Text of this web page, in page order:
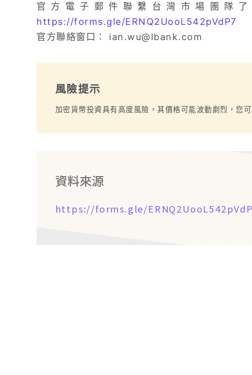
官方電子郵件聯繫台灣市場團隊
https://forms.gle/ERNQ2UooL542pVdP7
官方聯絡窗口： ian.wu@lbank.com
風險提示
加密貨幣投資具有高度風險，其價格可能波動劇烈，您
資料來源
https://forms.gle/